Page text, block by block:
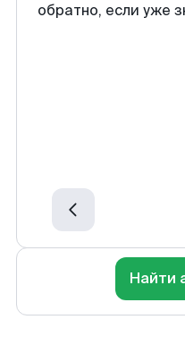
обратно, если уже
Найти